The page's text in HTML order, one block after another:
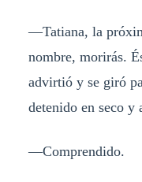
—Tatiana, la
nombre, morirás.
advirtió y se giró
detenido en seco y
—Comprendido.